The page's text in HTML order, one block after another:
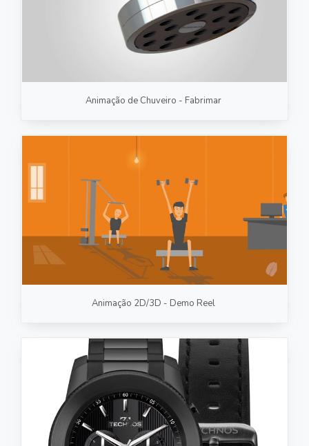
Animação de Chuveiro - Fabrimar
Animação 2D/3D - Demo Reel